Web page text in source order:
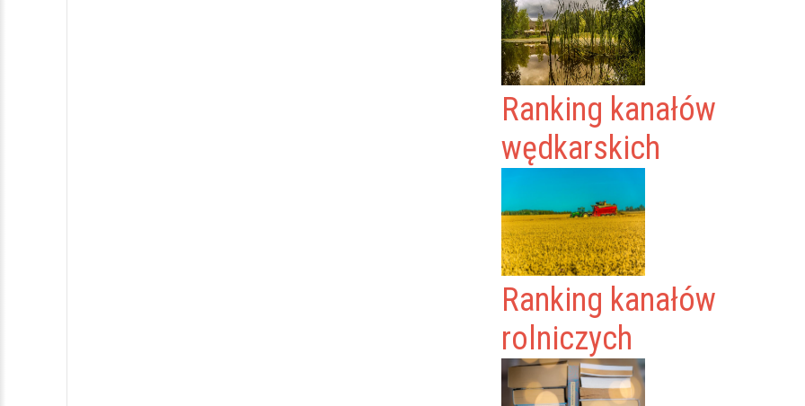
Ranking kanałów
wędkarskich
Ranking kanałów
rolniczych